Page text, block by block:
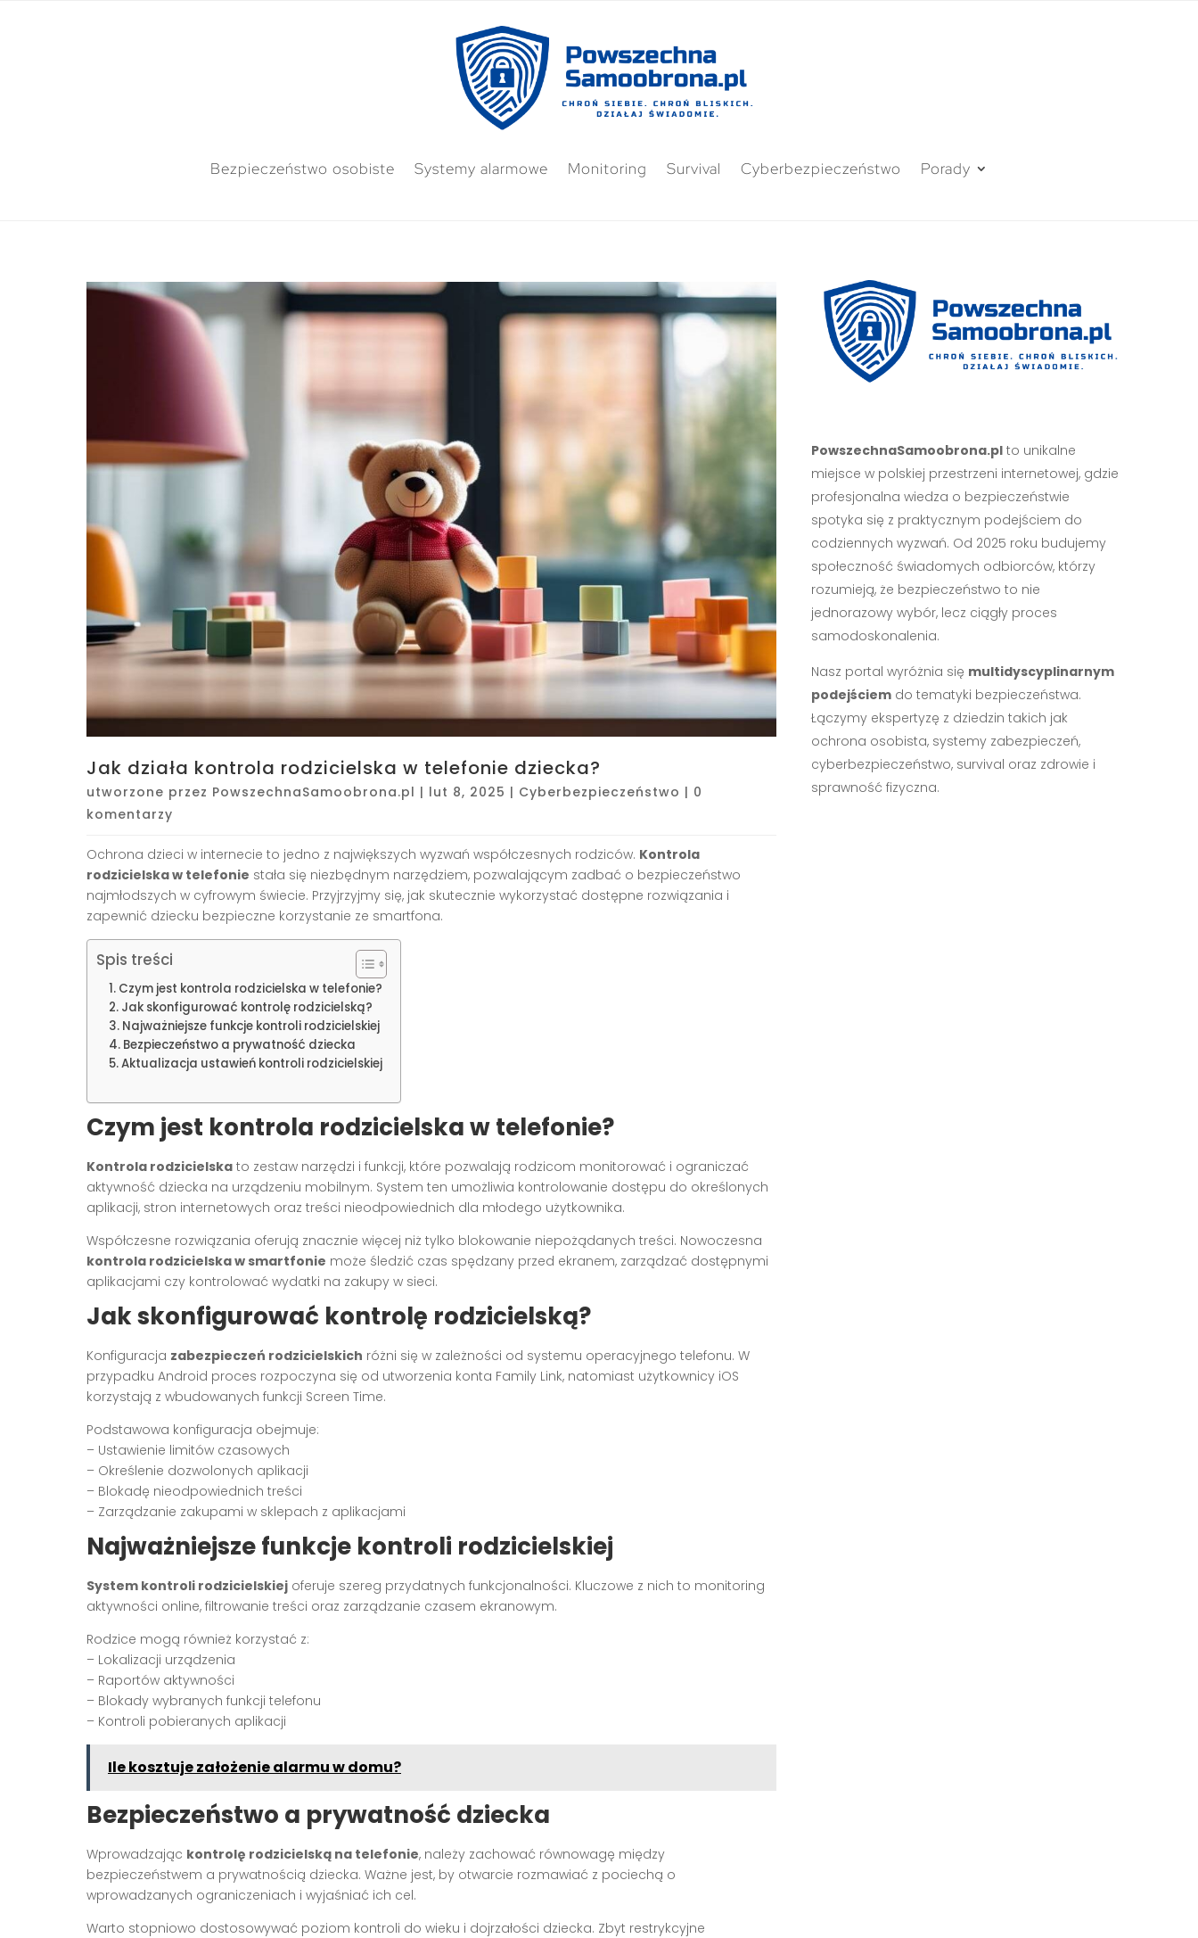
Bezpieczeństwo osobiste Systemy alarmowe Monitoring Survival Cyberbezpieczeństwo Porady
Jak działa kontrola rodzicielska w telefonie dziecka?
utworzone przez PowszechnaSamoobrona.pl | lut 8, 2025 | Cyberbezpieczeństwo | 0
komentarzy
Ochrona dzieci w internecie to jedno z największych wyzwań współczesnych rodziców. Kontrola
rodzicielska w telefonie stała się niezbędnym narzędziem, pozwalającym zadbać o bezpieczeństwo
najmłodszych w cyfrowym świecie. Przyjrzyjmy się, jak skutecznie wykorzystać dostępne rozwiązania i
zapewnić dziecku bezpieczne korzystanie ze smartfona.
Spis treści
Czym jest kontrola rodzicielska w telefonie?
Jak skonfigurować kontrolę rodzicielską?
Najważniejsze funkcje kontroli rodzicielskiej
Bezpieczeństwo a prywatność dziecka
Aktualizacja ustawień kontroli rodzicielskiej
Czym jest kontrola rodzicielska w telefonie?
Kontrola rodzicielska to zestaw narzędzi i funkcji, które pozwalają rodzicom monitorować i ograniczać
aktywność dziecka na urządzeniu mobilnym. System ten umożliwia kontrolowanie dostępu do określonych
aplikacji, stron internetowych oraz treści nieodpowiednich dla młodego użytkownika.
Współczesne rozwiązania oferują znacznie więcej niż tylko blokowanie niepożądanych treści. Nowoczesna
kontrola rodzicielska w smartfonie może śledzić czas spędzany przed ekranem, zarządzać dostępnymi
aplikacjami czy kontrolować wydatki na zakupy w sieci.
Jak skonfigurować kontrolę rodzicielską?
Konfiguracja zabezpieczeń rodzicielskich różni się w zależności od systemu operacyjnego telefonu. W
przypadku Android proces rozpoczyna się od utworzenia konta Family Link, natomiast użytkownicy iOS
korzystają z wbudowanych funkcji Screen Time.
Podstawowa konfiguracja obejmuje:
– Ustawienie limitów czasowych
– Określenie dozwolonych aplikacji
– Blokadę nieodpowiednich treści
– Zarządzanie zakupami w sklepach z aplikacjami
Najważniejsze funkcje kontroli rodzicielskiej
System kontroli rodzicielskiej oferuje szereg przydatnych funkcjonalności. Kluczowe z nich to monitoring
aktywności online, filtrowanie treści oraz zarządzanie czasem ekranowym.
Rodzice mogą również korzystać z:
– Lokalizacji urządzenia
– Raportów aktywności
– Blokady wybranych funkcji telefonu
– Kontroli pobieranych aplikacji
Ile kosztuje założenie alarmu w domu?
Bezpieczeństwo a prywatność dziecka
Wprowadzając kontrolę rodzicielską na telefonie, należy zachować równowagę między
bezpieczeństwem a prywatnością dziecka. Ważne jest, by otwarcie rozmawiać z pociechą o
wprowadzanych ograniczeniach i wyjaśniać ich cel.
Warto stopniowo dostosowywać poziom kontroli do wieku i dojrzałości dziecka. Zbyt restrykcyjne
PowszechnaSamoobrona.plto unikalne
miejsce w polskiej przestrzeni internetowej, gdzie
profesjonalna wiedza o bezpieczeństwie
spotyka się z praktycznym podejściem do
codziennych wyzwań. Od 2025 roku budujemy
społeczność świadomych odbiorców, którzy
rozumieją, że bezpieczeństwo to nie
jednorazowy wybór, lecz ciągły proces
samodoskonalenia.
Nasz portal wyróżnia się multidyscyplinarnym
podejściemdo tematyki bezpieczeństwa.
Łączymy ekspertyzę z dziedzin takich jak
ochrona osobista, systemy zabezpieczeń,
cyberbezpieczeństwo, survival oraz zdrowie i
sprawność fizyczna.